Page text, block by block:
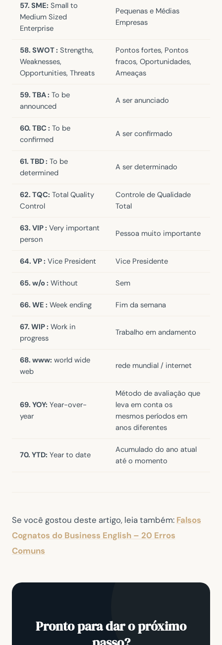
57. SME: Small to
Medium Sized
Enterprise
Pequenas e Médias
Empresas
58. SWOT : Strengths,
Weaknesses,
Opportunities, Threats
Pontos fortes, Pontos
fracos, Oportunidades,
Ameaças
59. TBA : To be
announced
A ser anunciado
60. TBC : To be
confirmed
A ser confirmado
61. TBD : To be
determined
A ser determinado
62. TQC: Total Quality
Control
Controle de Qualidade
Total
63. VIP : Very important
person
Pessoa muito importante
64. VP : Vice President Vice Presidente
65. w/o : Without Sem
66. WE : Week ending Fim da semana
67. WIP : Work in
progress
Trabalho em andamento
68. www: world wide
web
rede mundial / internet
69. YOY: Year-over-
year
Método de avaliação que
leva em conta os
mesmos períodos em
anos diferentes
70. YTD: Year to date
Acumulado do ano atual
até o momento
Se você gostou deste artigo, leia também: Falsos
Cognatos do Business English – 20 Erros
Comuns
Pronto para dar o próximo